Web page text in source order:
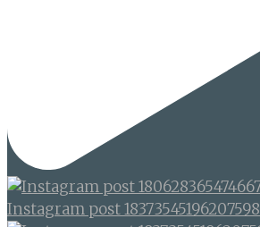
Instagram post 18373545196207598